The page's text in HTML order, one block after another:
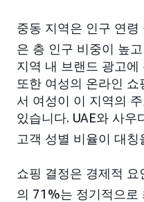
중동 지역은 인구 연
은 층 인구 비중이 높
지역 내 브랜드 광고
또한 여성의 온라인
서 여성이 이 지역의
있습니다. UAE와 사우
고객 성별 비율이 대칭
쇼핑 결정은 경제적
의 71%는 정기적으로